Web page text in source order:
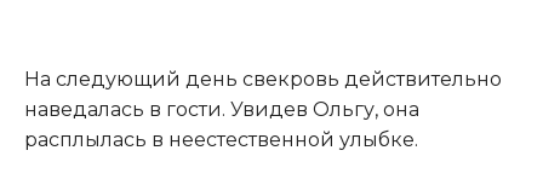
На следующий день свекровь действительно
наведалась в гости. Увидев Ольгу, она
расплылась в неестественной улыбке.